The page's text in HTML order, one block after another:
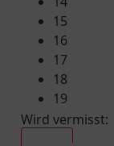
15
16
17
18
19
Wird vermisst: